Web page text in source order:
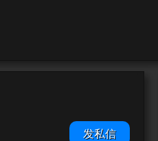
发私信